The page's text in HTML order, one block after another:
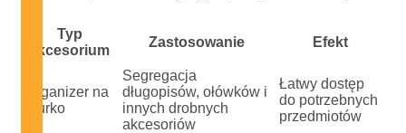
Typ
akcesorium
Zastosowanie Efekt
Organizer na
biurko
Segregacja
długopisów, ołówków i
innych drobnych
akcesoriów
Łatwy dostęp
do potrzebnych
przedmiotów